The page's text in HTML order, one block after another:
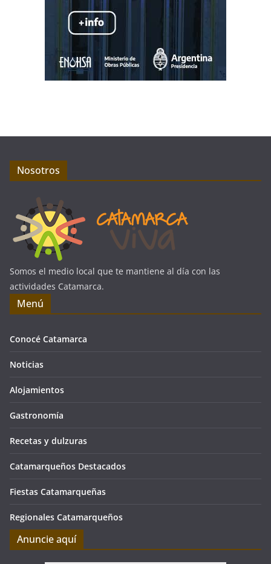
Nosotros
Somos el medio local que te mantiene al día con las
actividades Catamarca.
Menú
Conocé Catamarca
Noticias
Alojamientos
Gastronomía
Recetas y dulzuras
Catamarqueños Destacados
Fiestas Catamarqueñas
Regionales Catamarqueños
Anuncie aquí